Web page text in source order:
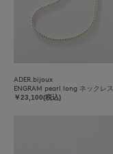
ADER.bijoux
ENGRAM pearl long ネックレス
￥23,100(税込)